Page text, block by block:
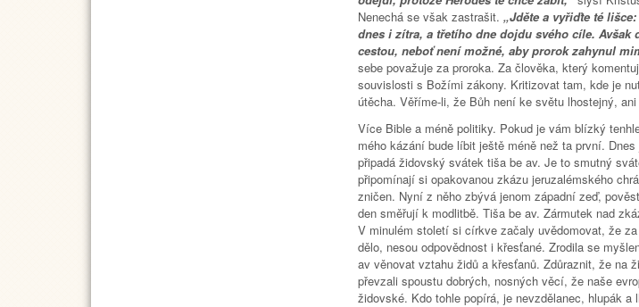
Nenechá se však zastrašit. „Jděte a vyřiďte té
dnes i zítra, a třetího dne dojdu svého cíle.
cestou, neboť není možné, aby prorok zahynul
sebe považuje za proroka. Za člověka, který
souvislosti s Božími zákony. Kritizovat tam, kde je
útěcha. Věříme-li, že Bůh není ke světu lhostejný,
Více Bible a méně politiky. Pokud je vám blízký
mého kázání bude líbit ještě méně než ta první.
připadá židovský svátek tiša be av. Je to smutný
připomínají si opakovanou zkázu jeruzalémského
zničen. Nyní z něho zbývá jenom západní zeď,
den směřují k modlitbě. Tiša be av. Zármutek nad
V minulém století si církve začaly uvědomovat, že
dělo, nesou odpovědnost i křesťané. Zrodila se
av věnovat vztahu židů a křesťanů. Zdůraznit, že na
převzali spoustu dobrých, nosných věcí, že naše
židovské. Kdo tohle popírá, je nevzdělanec, hlupák a